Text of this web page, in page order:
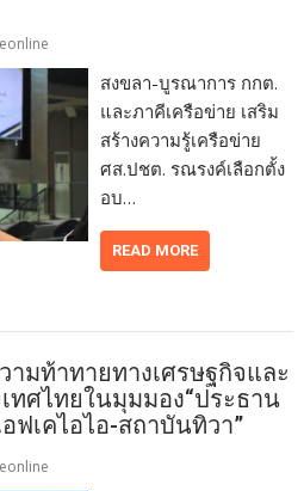
สงขลา-บูรณาการ กกต.
และภาคีเครือข่าย เสริม
สร้างความรู้เครือข่าย
ศส.ปชต. รณรงค์เลือกตั้ง
อบ…
READ MORE
ามท้าทายทางเศรษฐกิจและ
ทศไทยในมุมมอง“ประธาน
ฟเคไอไอ-สถาบันทิวา”